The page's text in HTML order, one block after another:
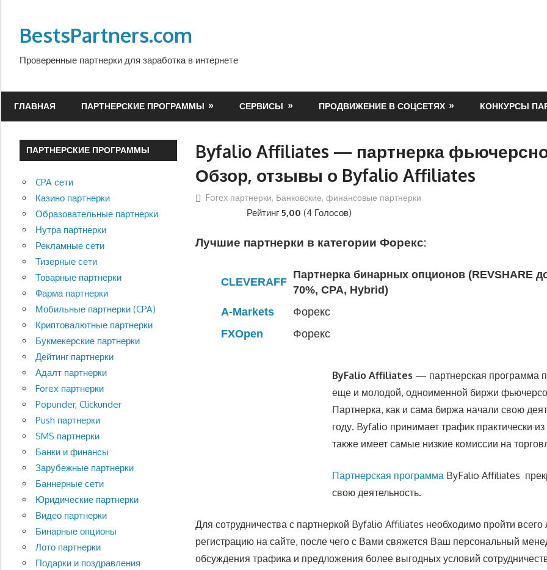
содержимому
BestsPartners.com
Проверенные партнерки для заработка в интернете
ГЛАВНАЯ ПАРТНЕРСКИЕ ПРОГРАММЫ СЕРВИСЫ ПРОДВИЖЕНИЕ В СОЦСЕТЯХ КОНКУРСЫ
Byfalio Affiliates — партнерка
Обзор, отзывы о Byfalio Affiliates
Forex партнерки, Банковские, финансовые партнерки
Рейтинг5,00 (4 Голосов)
Лучшие партнерки в категории Форекс:
CLEVERAFF
Партнерка бинарных опционов (REVSHARE
70%, CPA, Hybrid)
A-Markets
Форекс
FXOpen
Форекс
ByFalio Affiliates — партнерская программа
еще и молодой, одноименной биржи
Партнерка, как и сама биржа начали свою
году. Byfalio принимает трафик практически
также имеет самые низкие комиссии на
Партнерская программа ByFalio Affiliates
свою деятельность.
Для сотрудничества с партнеркой Byfalio Affiliates необходимо пройти
регистрацию на сайте, после чего с Вами свяжется Ваш персональный
обсуждения трафика и предложения более выгодных условий
ПАРТНЕРСКИЕ ПРОГРАММЫ
CPA сети
Казино партнерки
Образовательные партнерки
Нутра партнерки
Рекламные сети
Тизерные сети
Товарные партнерки
Фарма партнерки
Мобильные партнерки (CPA)
Криптовалютные партнерки
Букмекерские партнерки
Дейтинг партнерки
Адалт партнерки
Forex партнерки
Popunder, Clickunder
Push партнерки
SMS партнерки
Банки и финансы
Зарубежные партнерки
Баннерные сети
Юридические партнерки
Видео партнерки
Бинарные опционы
Лото партнерки
Подарки и поздравления